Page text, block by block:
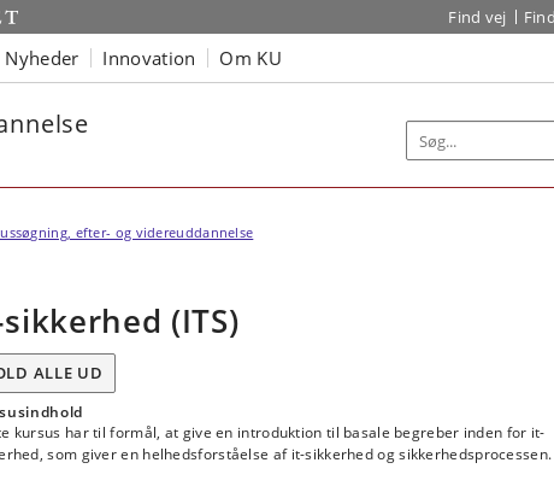
Find vej
Nyheder Innovation Om KU
efter- og videreuddannelse
(ITS)
ALLE UD
kursus har til formål, at give en introduktion til basale begreber inden for it-
som giver en helhedsforståelse af it-sikkerhed og sikkerhedsprocessen.